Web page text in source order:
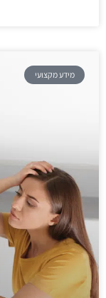
מידע מקצועי